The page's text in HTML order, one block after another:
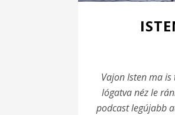
Vajon Isten ma is
lógatva néz le
podcast legújabb